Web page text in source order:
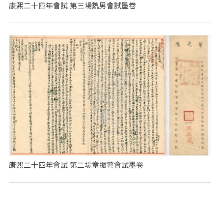
康熙二十四年會試 第三場魏男會試墨卷
康熙二十四年會試 第二場章振萼會試墨卷